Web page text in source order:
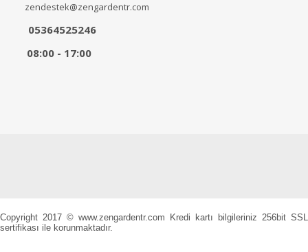
zendestek@zengardentr.com
05364525246
08:00 - 17:00
Copyright 2017 © www.zengardentr.com Kredi kartı bilgileriniz 256bit SSL
sertifikası ile korunmaktadır.